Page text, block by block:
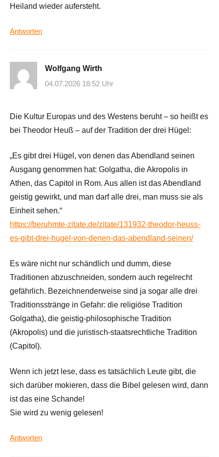
Heiland wieder aufersteht.
Antworten
Wolfgang Wirth
04.07.2026 18:52 Uhr
Die Kultur Europas und des Westens beruht – so heißt es
bei Theodor Heuß – auf der Tradition der drei Hügel:
„Es gibt drei Hügel, von denen das Abendland seinen
Ausgang genommen hat: Golgatha, die Akropolis in
Athen, das Capitol in Rom. Aus allen ist das Abendland
geistig gewirkt, und man darf alle drei, man muss sie als
Einheit sehen.“
https://beruhmte-zitate.de/zitate/131932-theodor-heuss-
es-gibt-drei-hugel-von-denen-das-abendland-seinen/
Es wäre nicht nur schändlich und dumm, diese
Traditionen abzuschneiden, sondern auch regelrecht
gefährlich. Bezeichnenderweise sind ja sogar alle drei
Traditionsstränge in Gefahr: die religiöse Tradition
Golgatha), die geistig-philosophische Tradition
(Akropolis) und die juristisch-staatsrechtliche Tradition
(Capitol).
Wenn ich jetzt lese, dass es tatsächlich Leute gibt, die
sich darüber mokieren, dass die Bibel gelesen wird, dann
ist das eine Schande!
Sie wird zu wenig gelesen!
Antworten